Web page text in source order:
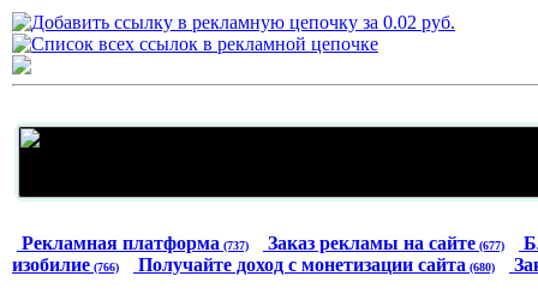
Рекламная платформа (737) Заказ рекламы на сайте (677)
изобилие (766) Получайте доход с монетизации сайта (680)